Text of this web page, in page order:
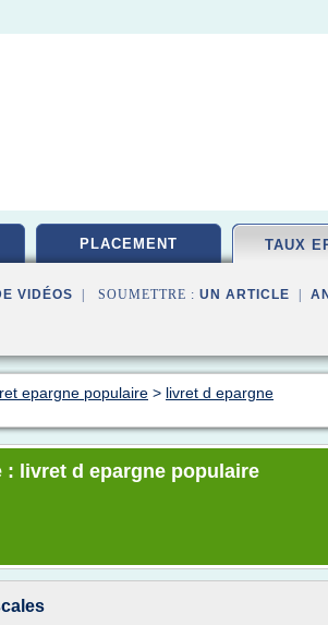
PLACEMENT TAUX
VIDÉOS | SOUMETTRE : UN ARTICLE
epargne populaire > livret d epargne
livret d epargne populaire